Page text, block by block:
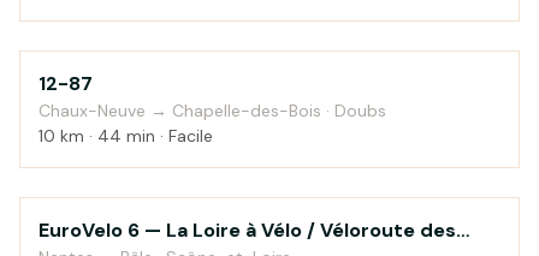
Montagne
12-87
Chaux-Neuve → Chapelle-des-Bois · Doubs
10 km · 44 min · Facile
Au fil de l'eau
EuroVelo 6 — La Loire à Vélo / Véloroute des